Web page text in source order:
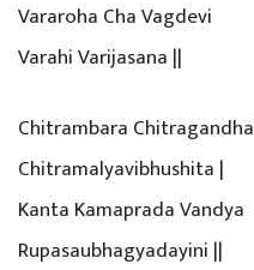
Vararoha Cha Vagdevi
Varahi Varijasana ||
Chitrambara Chitragandha
Chitramalyavibhushita |
Kanta Kamaprada Vandya
Rupasaubhagyadayini ||